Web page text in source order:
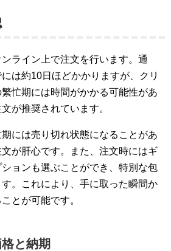
ライン上で注文を行います。通
は約10日ほどかかりますが、クリ
忙期には時間がかかる可能性があ
が推奨されています。
には売り切れ状態になることがあ
が肝心です。また、注文時にはギ
ョンも選ぶことができ、特別な包
。これにより、手に取った瞬間か
とが可能です。
と納期